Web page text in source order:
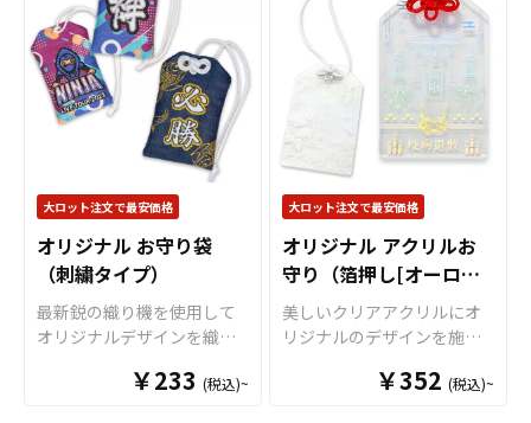
ただくだけでオリジナル商
品として販売していただく
ことができます。オリジナ
ルグッズの制作やOEMをご
検討中の業者様もお気軽に
ご相談ください。 箔押しの
場合、最低ロット100個から
となります。 50個でのご注
文はできませんのでご注意
ください。
軽にご相談ください。 また
アクリルキーホルダーの大
ロットのご相談はこちらで
もお受けしております。
も幅広く活躍します。複雑
な形状や色数の多いデザイ
ンでも印刷単価が従来方式
に比べて比較的リーズナブ
ルとなっていることも特徴
です。企業やショップのノ
ベルティ、フェスやイベン
ト、アニメグッズ等の販促
品等様々なシーンでご利用
いただける人気のアイテム
です。OEMなどの販売に必
要な資材も取り揃えており
ますので、お客様にはデザ
インをご入稿いただくだけ
でオリジナル商品として販
売していただくことができ
で“推しのアクリルスタンド
専用ステージ”が完成！
なシーンで推し活がもっと
楽しくなる アイテムです。
独自設計のボトルキャップ
部分
特許出願中）は多く
のペットボトルにしっかり
フィットし、選べる6色のカ
ラーラインナップで作品世
界に合わせた表現が可能。
アクスタ部分はダイカット
加工に対応しており、キャ
ラクター・ロゴ・シンボル
など自由な形状で制作でき
ます。場所を取らないミニ
サイズながら、飾り映えす
大ロット注文で最安価格
オリジナル お守り袋
（刺繍タイプ）
最新鋭の織り機を使用して
オリジナルデザインを織り
ナル お守り袋(刺繍タイ
￥233 (税込)~
大ロット注文で最安価格
オリジナル アクリルお
守り（箔押し[オーロ
ラ]）
美しいクリアアクリルにオ
リジナルのデザインを施す
アクリルお守り」です。 ア
￥352 (税込)~